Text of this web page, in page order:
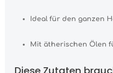
Ideal für den ganzen
Mit ätherischen Ölen